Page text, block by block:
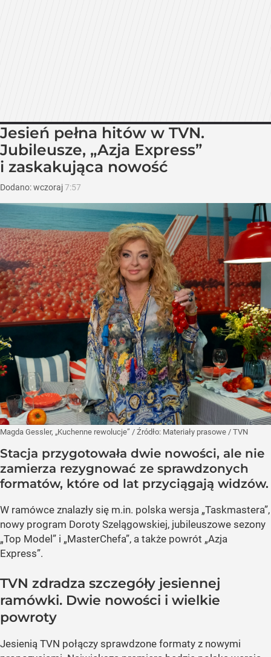
Jesień pełna hitów w TVN.
Jubileusze, „Azja Express”
i zaskakująca nowość
Dodano:wczoraj7:57
Magda Gessler, „Kuchenne rewolucje” / Źródło: Materiały prasowe / TVN
Stacja przygotowała dwie nowości, ale nie
zamierza rezygnować ze sprawdzonych
formatów, które od lat przyciągają widzów.
W ramówce znalazły się m.in. polska wersja „Taskmastera”,
nowy program Doroty Szelągowskiej, jubileuszowe sezony
„Top Model” i „MasterChefa”, a także powrót „Azja
Express”.
TVN zdradza szczegóły jesiennej
ramówki. Dwie nowości i wielkie
powroty
Jesienią TVN połączy sprawdzone formaty z nowymi